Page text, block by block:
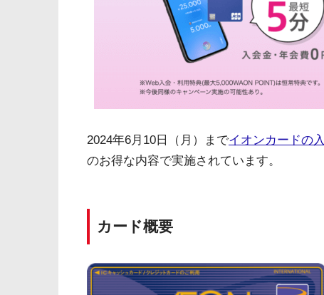
2024年6月10日（月）までイオンカードの
のお得な内容で実施されています。
カード概要